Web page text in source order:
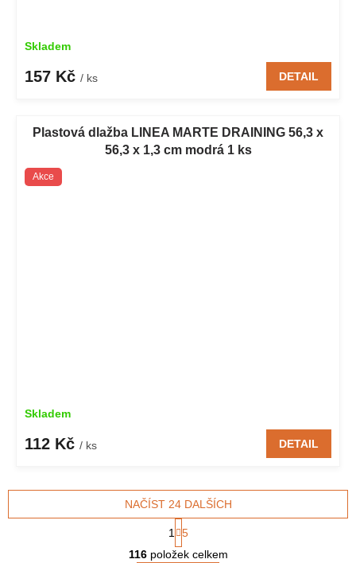
Skladem
157 Kč / ks DETAIL
Plastová dlažba LINEA MARTE DRAINING 56,3 x
56,3 x 1,3 cm modrá 1 ks
Akce
Skladem
112 Kč / ks DETAIL
O
NAČÍST 24 DALŠÍCH
t
r
1
5
116položek celkem